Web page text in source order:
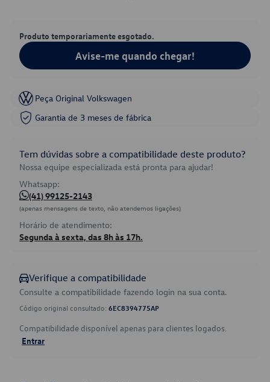
Produto temporariamente esgotado.
Avise-me quando chegar!
Peça Original Volkswagen
Garantia de 3 meses de fábrica
Tem dúvidas sobre a compatibilidade deste produto?
Nossa equipe especializada está pronta para ajudar!
Whatsapp:
(41) 99125-2143
(apenas mensagens de texto, não atendemos ligações)
Horário de atendimento:
Segunda à sexta, das 8h às 17h.
Verifique a compatibilidade
Consulte a compatibilidade fazendo login na sua conta.
Código original consultado: 6EC8394775AP
Compatibilidade disponível apenas para clientes logados.
Entrar